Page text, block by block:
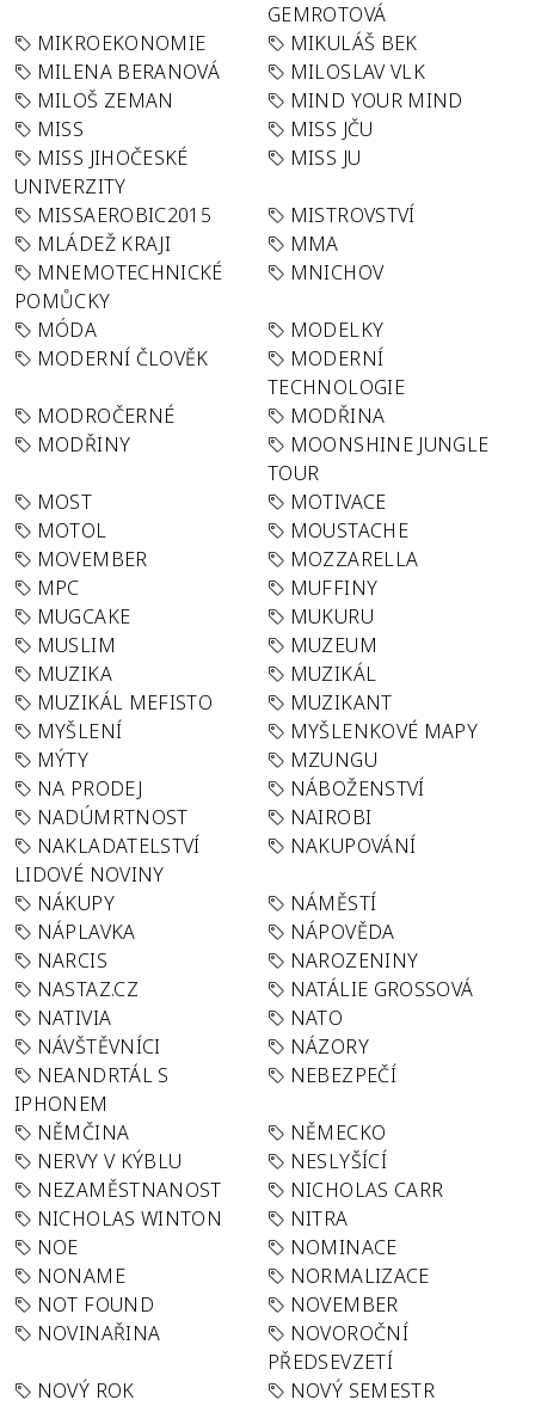
GEMROTOVÁ
MIKROEKONOMIE
MIKULÁŠ BEK
MILENA BERANOVÁ
MILOSLAV VLK
MILOŠ ZEMAN
MIND YOUR MIND
MISS
MISS JČU
MISS JIHOČESKÉ
UNIVERZITY
MISS JU
MISSAEROBIC2015
MISTROVSTVÍ
MLÁDEŽ KRAJI
MMA
MNEMOTECHNICKÉ
POMŮCKY
MNICHOV
MÓDA
MODELKY
MODERNÍ ČLOVĚK
MODERNÍ
TECHNOLOGIE
MODROČERNÉ
MODŘINA
MODŘINY
MOONSHINE JUNGLE
TOUR
MOST
MOTIVACE
MOTOL
MOUSTACHE
MOVEMBER
MOZZARELLA
MPC
MUFFINY
MUGCAKE
MUKURU
MUSLIM
MUZEUM
MUZIKA
MUZIKÁL
MUZIKÁL MEFISTO
MUZIKANT
MYŠLENÍ
MYŠLENKOVÉ MAPY
MÝTY
MZUNGU
NA PRODEJ
NÁBOŽENSTVÍ
NADÚMRTNOST
NAIROBI
NAKLADATELSTVÍ
LIDOVÉ NOVINY
NAKUPOVÁNÍ
NÁKUPY
NÁMĚSTÍ
NÁPLAVKA
NÁPOVĚDA
NARCIS
NAROZENINY
NASTAZ.CZ
NATÁLIE GROSSOVÁ
NATIVIA
NATO
NÁVŠTĚVNÍCI
NÁZORY
NEANDRTÁL S
IPHONEM
NEBEZPEČÍ
NĚMČINA
NĚMECKO
NERVY V KÝBLU
NESLYŠÍCÍ
NEZAMĚSTNANOST
NICHOLAS CARR
NICHOLAS WINTON
NITRA
NOE
NOMINACE
NONAME
NORMALIZACE
NOT FOUND
NOVEMBER
NOVINAŘINA
NOVOROČNÍ
PŘEDSEVZETÍ
NOVÝ ROK
NOVÝ SEMESTR